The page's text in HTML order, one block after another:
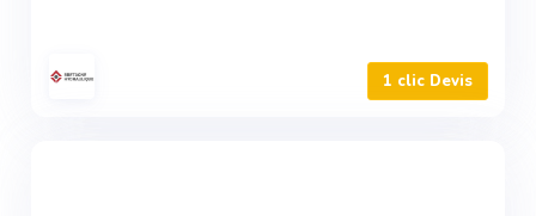
1 clic Devis